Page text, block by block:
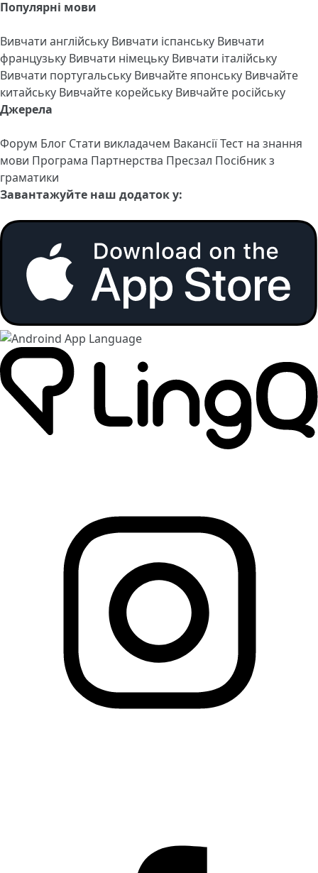
Популярні мови
Вивчати англійську Вивчати іспанську Вивчати
французьку Вивчати німецьку Вивчати італійську
Вивчати португальську Вивчайте японську Вивчайте
китайську Вивчайте корейську Вивчайте російську
Джерела
Форум Блог Стати викладачем ВакансіїТест на знання
мови Програма Партнерства Пресзал Посібник з
граматики
Завантажуйте наш додаток у: